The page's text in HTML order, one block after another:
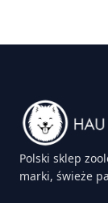
Polski sklep
marki, świeże